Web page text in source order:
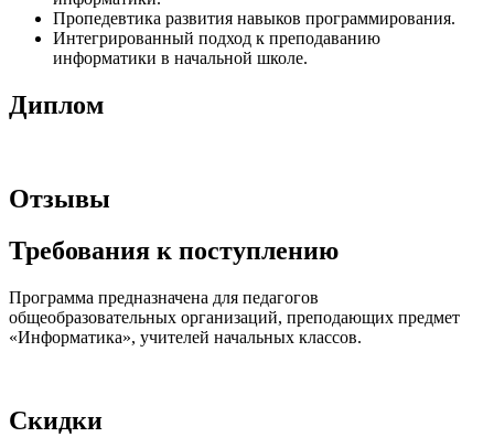
Пропедевтика развития навыков программирования.
Интегрированный подход к преподаванию
информатики в начальной школе.
Диплом
Отзывы
Требования к поступлению
Программа предназначена для педагогов
общеобразовательных организаций, преподающих предмет
«Информатика», учителей начальных классов.
Скидки